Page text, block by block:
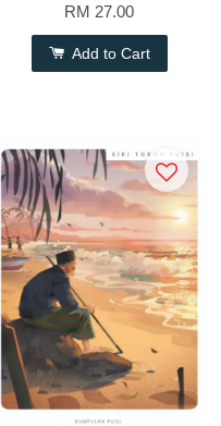
RM 27.00
Add to Cart